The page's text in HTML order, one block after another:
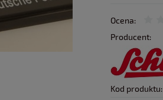
Ocena:
Producent:
Kod produktu: